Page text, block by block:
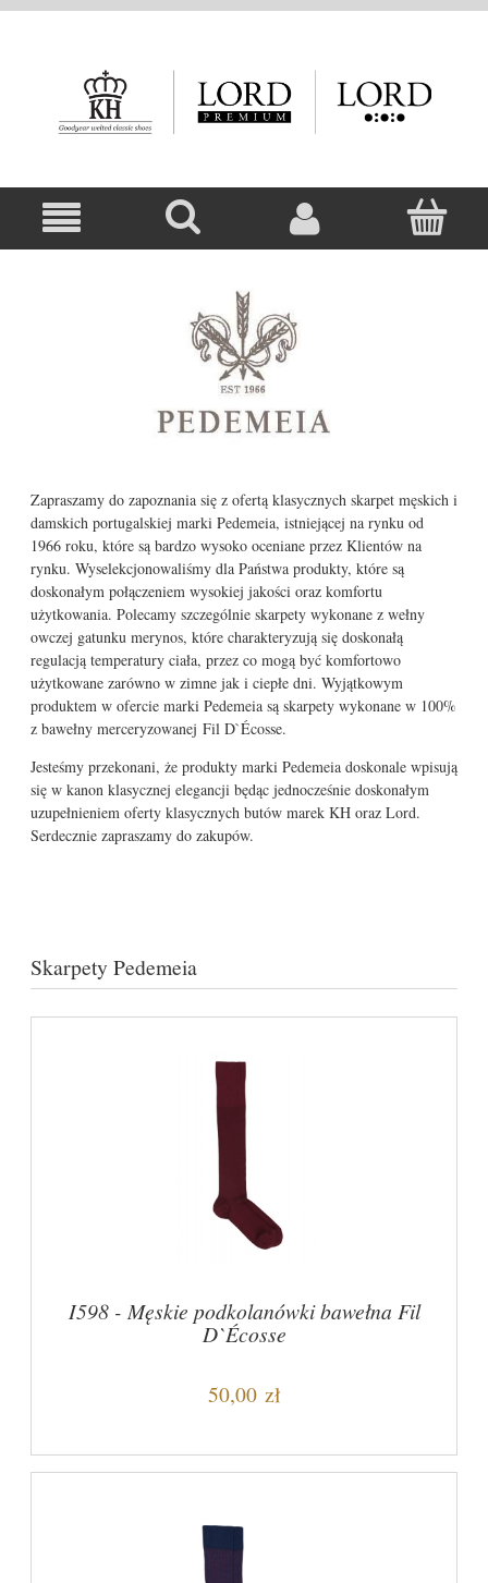
Zapraszamy do zapoznania się z ofertą klasycznych skarpet męskich i
damskich portugalskiej marki Pedemeia, istniejącej na rynku od
1966 roku, które są bardzo wysoko oceniane przez Klientów na
rynku. Wyselekcjonowaliśmy dla Państwa produkty, które są
doskonałym połączeniem wysokiej jakości oraz komfortu
użytkowania. Polecamy szczególnie skarpety wykonane z wełny
owczej gatunku merynos, które charakteryzują się doskonałą
regulacją temperatury ciała, przez co mogą być komfortowo
użytkowane zarówno w zimne jak i ciepłe dni. Wyjątkowym
produktem w ofercie marki Pedemeia są skarpety wykonane w 100%
z bawełny merceryzowanej Fil D`Écosse.
Jesteśmy przekonani, że produkty marki Pedemeia doskonale wpisują
się w kanon klasycznej elegancji będąc jednocześnie doskonałym
uzupełnieniem oferty klasycznych butów marek KH oraz Lord.
Serdecznie zapraszamy do zakupów.
Skarpety Pedemeia
I598 - Męskie podkolanówki bawełna Fil
D`Écosse
50,00 zł